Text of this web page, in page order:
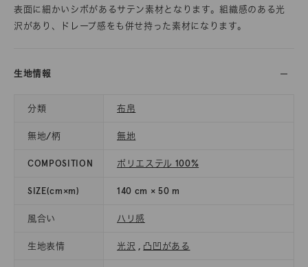
表面に細かいシボがあるサテン素材となります。組織感のある光
沢があり、ドレープ感をも併せ持った素材になります。
生地情報
分類 布帛
無地/柄 無地
COMPOSITION ポリエステル 100%
SIZE(cm×m) 140 cm × 50 m
風合い ハリ感
生地表情 光沢 , 凸凹がある